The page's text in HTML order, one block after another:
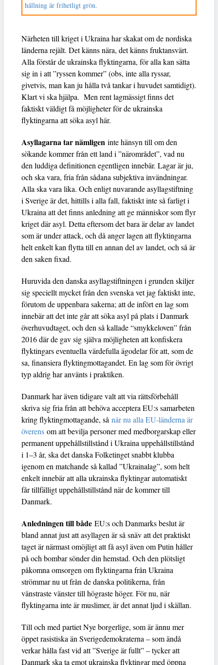
hållning är frihetligt grön.
Närheten till kriget i Ukraina har skakat om de nordiska
länderna rejält. Det känns nära, det känns fruktansvärt.
Alla förstår de ukrainska flyktingarna, för alla kan sätta
sig in i att ”ryssen kommer” (obs, inte alla ryssar,
givetvis, man kan ju hålla två tankar i huvudet samtidigt).
Klart vi ska hjälpa. Men rent lagmässigt finns det
faktiskt väldigt få möjligheter för de ukrainska
flyktingarna att söka asyl här.
Asyllagarna tar nämligen inte hänsyn till om den
sökande kommer från ett land i ”närområdet”, vad nu
den luddiga definitionen egentligen innebär. Lagar är ju,
och ska vara, fria från sådana subjektiva invändningar.
Alla ska vara lika. Och enligt nuvarande asyllagstiftning
i Sverige är det, hittills i alla fall, faktiskt inte så farligt i
Ukraina att det finns anledning att ge människor som flyr
kriget där asyl. Detta eftersom det bara är delar av landet
som är under attack, och då anger lagen att flyktingarna
helt enkelt kan flytta till en annan del av landet, och så är
den saken fixad.
Huruvida den danska asyllagstiftningen i grunden skiljer
sig speciellt mycket från den svenska vet jag faktiskt inte,
förutom de uppenbara sakerna; att de infört en lag som
innebär att det inte går att söka asyl på plats i Danmark
överhuvudtaget, och den så kallade “smykkeloven” från
2016 där de gav sig själva möjligheten att konfiskera
flyktingars eventuella värdefulla ägodelar för att, som de
sa, finansiera flyktingmottagandet. En lag som för övrigt
typ aldrig har använts i praktiken.
Danmark har även tidigare valt att via rättsförbehåll
skriva sig fria från att behöva acceptera EU:s samarbeten
kring flyktingmottagande, så när nu alla EU-länderna är
överens om att bevilja personer med medborgarskap eller
permanent uppehållstillstånd i Ukraina uppehållstillstånd
i 1–3 år, ska det danska Folketinget snabbt klubba
igenom en matchande så kallad ”Ukrainalag”, som helt
enkelt innebär att alla ukrainska flyktingar automatiskt
får tillfälligt uppehållstillstånd när de kommer till
Danmark.
Anledningen till både EU:s och Danmarks beslut är
bland annat just att asyllagen är så snäv att det praktiskt
taget är närmast omöjligt att få asyl även om Putin håller
på och bombar sönder din hemstad. Och den plötsligt
påkomna omsorgen om flyktingarna från Ukraina
strömmar nu ut från de danska politikerna, från
vänstraste vänster till högraste höger. För nu, när
flyktingarna inte är muslimer, är det annat ljud i skällan.
Till och med partiet Nye borgerlige, som är ännu mer
öppet rasistiska än Sverigedemokraterna – som ändå
verkar hålla fast vid att ”Sverige är fullt” – tycker att
Danmark ska ta emot ukrainska flyktingar med öppna